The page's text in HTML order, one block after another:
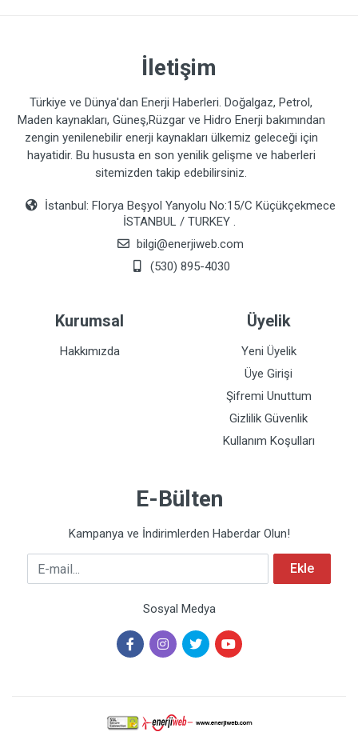
İletişim
Türkiye ve Dünya'dan Enerji Haberleri. Doğalgaz, Petrol,
Maden kaynakları, Güneş,Rüzgar ve Hidro Enerji bakımından
zengin yenilenebilir enerji kaynakları ülkemiz geleceği için
hayatidir. Bu hususta en son yenilik gelişme ve haberleri
sitemizden takip edebilirsiniz.
İstanbul: Florya Beşyol Yanyolu No:15/C Küçükçekmece
İSTANBUL / TURKEY .
bilgi@enerjiweb.com
(530) 895-4030
Kurumsal
Hakkımızda
Üyelik
Yeni Üyelik
Üye Girişi
Şifremi Unuttum
Gizlilik Güvenlik
Kullanım Koşulları
E-Bülten
Kampanya ve İndirimlerden Haberdar Olun!
E-mail Ekle
Sosyal Medya